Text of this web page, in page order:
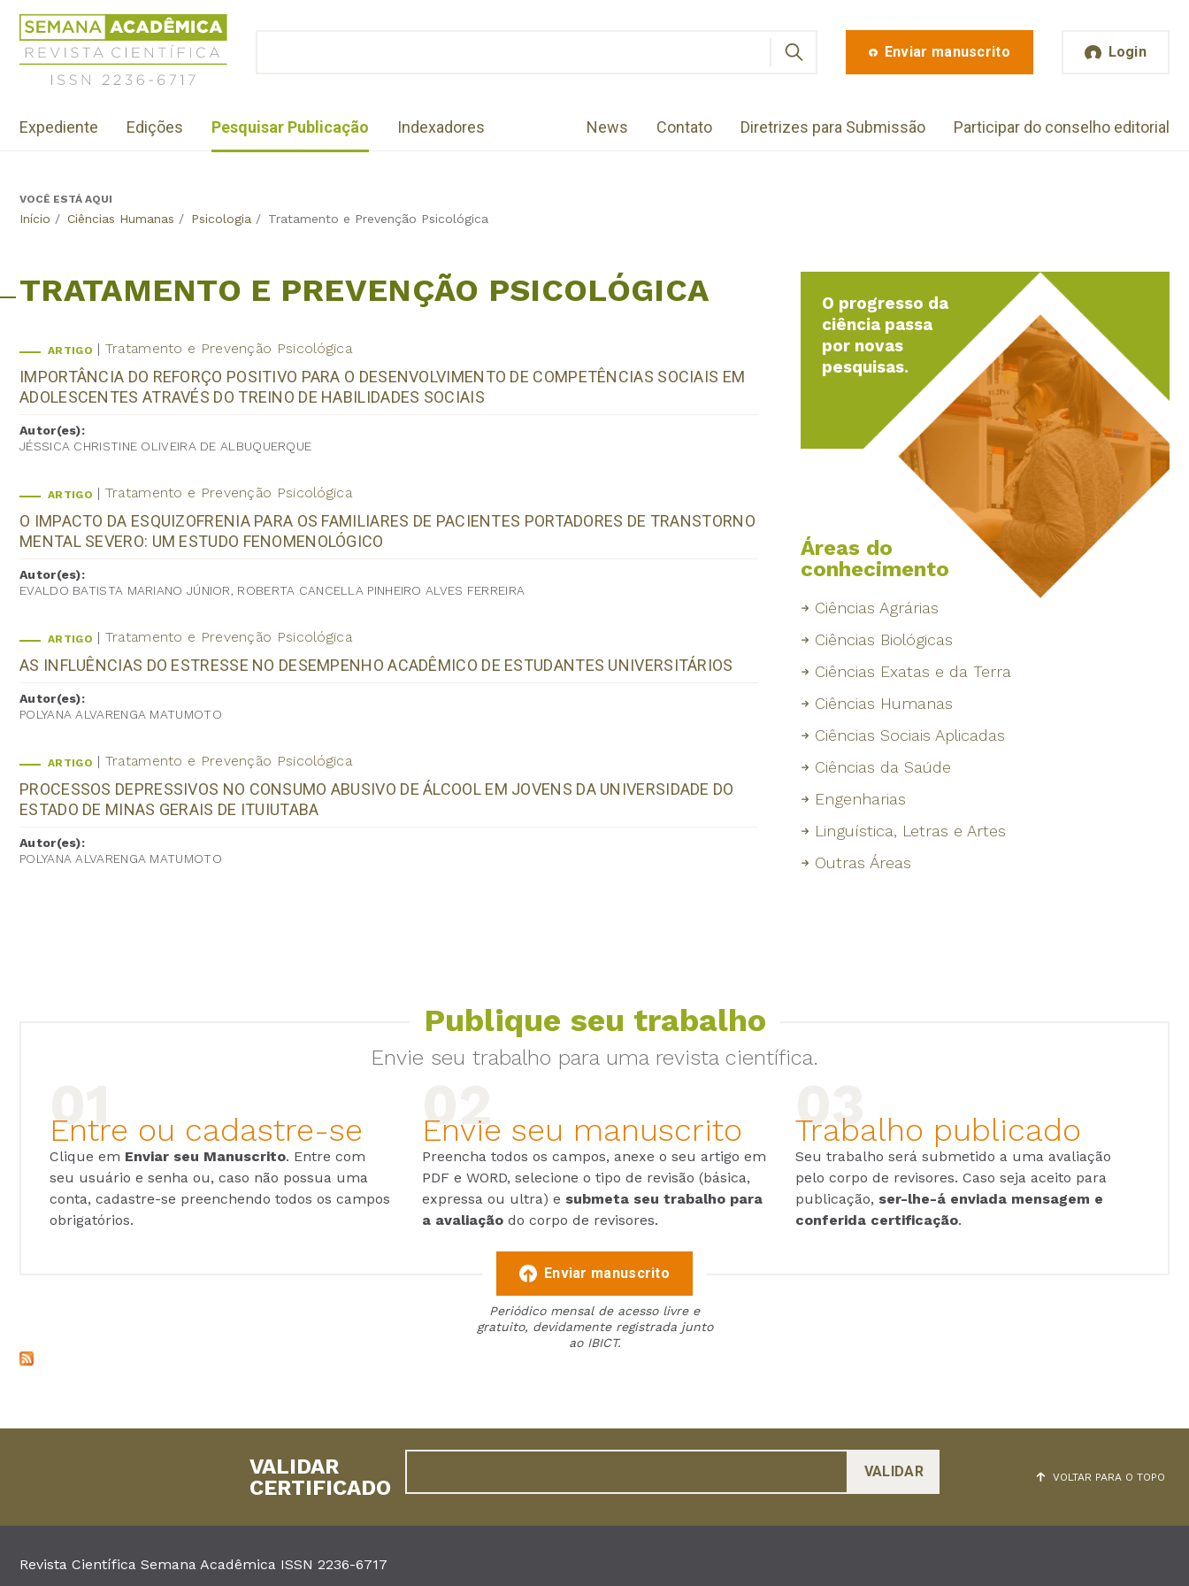
Jump
navigation
Revista
Científica
Semana
Acadêmica
2236-
Enviar manuscrito Login
Menu
institutional
Expediente Edições Pesquisar Publicação Indexadores News Contato Diretrizes para Submissão Participar do conselho editorial
BackVOCÊ ESTÁ AQUI
Início / Ciências Humanas / Psicologia / Tratamento e Prevenção Psicológica
TRATAMENTO E PREVENÇÃO PSICOLÓGICA
ARTIGO Tratamento e Prevenção Psicológica
IMPORTÂNCIA DO REFORÇO POSITIVO PARA O DESENVOLVIMENTO DE COMPETÊNCIAS SOCIAIS EM
ADOLESCENTES ATRAVÉS DO TREINO DE HABILIDADES SOCIAIS
Autor(es):
JÉSSICA CHRISTINE OLIVEIRA DE ALBUQUERQUE
ARTIGO Tratamento e Prevenção Psicológica
O IMPACTO DA ESQUIZOFRENIA PARA OS FAMILIARES DE PACIENTES PORTADORES DE TRANSTORNO
MENTAL SEVERO: UM ESTUDO FENOMENOLÓGICO
Autor(es):
EVALDO BATISTA MARIANO JÚNIOR, ROBERTA CANCELLA PINHEIRO ALVES FERREIRA
ARTIGO Tratamento e Prevenção Psicológica
AS INFLUÊNCIAS DO ESTRESSE NO DESEMPENHO ACADÊMICO DE ESTUDANTES UNIVERSITÁRIOS
Autor(es):
POLYANA ALVARENGA MATUMOTO
ARTIGO Tratamento e Prevenção Psicológica
PROCESSOS DEPRESSIVOS NO CONSUMO ABUSIVO DE ÁLCOOL EM JOVENS DA UNIVERSIDADE DO
ESTADO DE MINAS GERAIS DE ITUIUTABA
Autor(es):
POLYANA ALVARENGA MATUMOTO
O progresso da
ciência passa
por novas
pesquisas.
Áreas do
conhecimento
Ciências Agrárias
Ciências Biológicas
Ciências Exatas e da Terra
Ciências Humanas
Ciências Sociais Aplicadas
Ciências da Saúde
Engenharias
Linguística, Letras e Artes
Outras Áreas
Publique seu trabalho
Envie seu trabalho para uma revista científica.
Entre ou cadastre-se
Clique em Enviar seu Manuscrito. Entre com
seu usuário e senha ou, caso não possua uma
conta, cadastre-se preenchendo todos os campos
obrigatórios.
Envie seu manuscrito
Preencha todos os campos, anexe o seu artigo em
PDF e WORD, selecione o tipo de revisão (básica,
expressa ou ultra) e submeta seu trabalho para
a avaliação do corpo de revisores.
Trabalho publicado
Seu trabalho será submetido a uma avaliação
pelo corpo de revisores. Caso seja aceito para
publicação, ser-lhe-á enviada mensagem e
conferida certificação.
Enviar manuscrito
Periódico mensal de acesso livre e
gratuito, devidamente registrada junto
ao IBICT.
VOLTAR PARA O TOPO
VALIDAR
CERTIFICADO
Revista Científica Semana Acadêmica ISSN 2236-6717